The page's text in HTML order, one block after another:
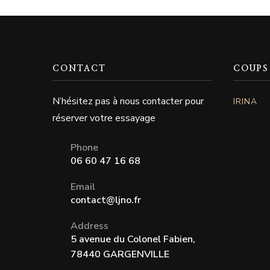
CONTACT
N’hésitez pas à nous contacter pour
réserver votre essayage
Phone
06 60 47 16 68
Email
contact@ljno.fr
Address
5 avenue du Colonel Fabien,
78440 GARGENVILLE
IRINA